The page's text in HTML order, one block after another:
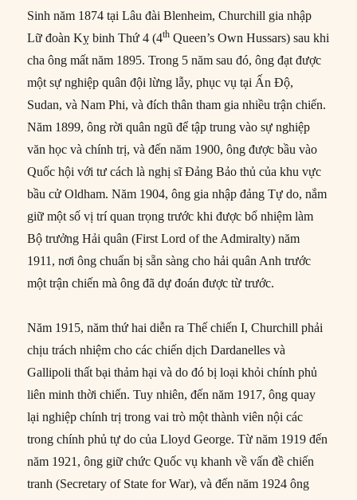
Sinh năm 1874 tại Lâu đài Blenheim, Churchill gia nhập
Lữ đoàn Kỵ binh Thứ 4 (4th Queen’s Own Hussars) sau khi
cha ông mất năm 1895. Trong 5 năm sau đó, ông đạt được
một sự nghiệp quân đội lừng lẫy, phục vụ tại Ấn Độ,
Sudan, và Nam Phi, và đích thân tham gia nhiều trận chiến.
Năm 1899, ông rời quân ngũ để tập trung vào sự nghiệp
văn học và chính trị, và đến năm 1900, ông được bầu vào
Quốc hội với tư cách là nghị sĩ Đảng Bảo thủ của khu vực
bầu cử Oldham. Năm 1904, ông gia nhập đảng Tự do, nắm
giữ một số vị trí quan trọng trước khi được bổ nhiệm làm
Bộ trưởng Hải quân (First Lord of the Admiralty) năm
1911, nơi ông chuẩn bị sẵn sàng cho hải quân Anh trước
một trận chiến mà ông đã dự đoán được từ trước.
Năm 1915, năm thứ hai diễn ra Thế chiến I, Churchill phải
chịu trách nhiệm cho các chiến dịch Dardanelles và
Gallipoli thất bại thảm hại và do đó bị loại khỏi chính phủ
liên minh thời chiến. Tuy nhiên, đến năm 1917, ông quay
lại nghiệp chính trị trong vai trò một thành viên nội các
trong chính phủ tự do của Lloyd George. Từ năm 1919 đến
năm 1921, ông giữ chức Quốc vụ khanh về vấn đề chiến
tranh (Secretary of State for War), và đến năm 1924 ông